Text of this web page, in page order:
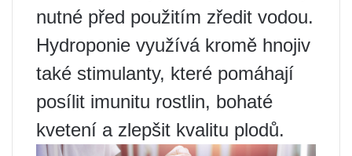
nutné před použitím zředit vodou.
Hydroponie využívá kromě hnojiv
také stimulanty, které pomáhají
posílit imunitu rostlin, bohaté
kvetení a zlepšit kvalitu plodů.